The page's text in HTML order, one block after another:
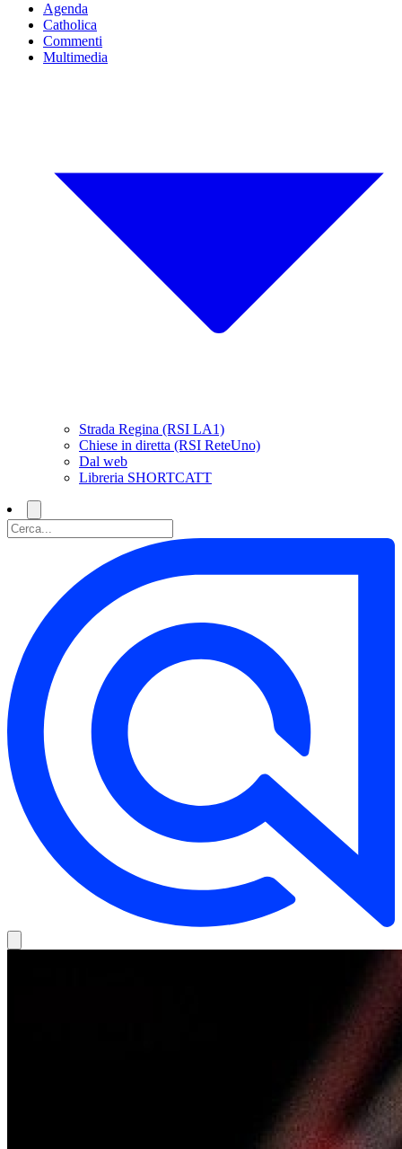
Agenda
Catholica
Commenti
Multimedia
Strada Regina (RSI LA1)
Chiese in diretta (RSI ReteUno)
Dal web
Libreria SHORTCATT